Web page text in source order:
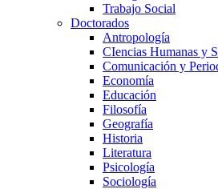
Trabajo Social
Doctorados
Antropología
CIencias Humanas y
Comunicación y
Economía
Educación
Filosofía
Geografía
Historia
Literatura
Psicología
Sociología